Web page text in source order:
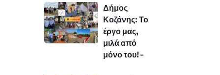
Δήμος
Κοζάνης: Το
έργο μας,
μιλά από
μόνο του! –